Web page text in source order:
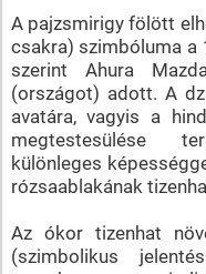
A pajzsmirigy fölött
csakra) szimbóluma a
szerint Ahura
(országot) adott. A
avatára, vagyis a
megtestesülése
különleges
rózsaablakának
Az ókor tizenhat
(szimbolikus